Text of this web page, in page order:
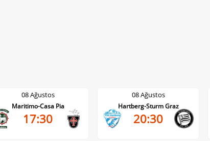
08 Ağustos
Hartberg-Sturm Graz
20:30
08 Ağustos
Westerlo-Union St.Gilloise
21:45